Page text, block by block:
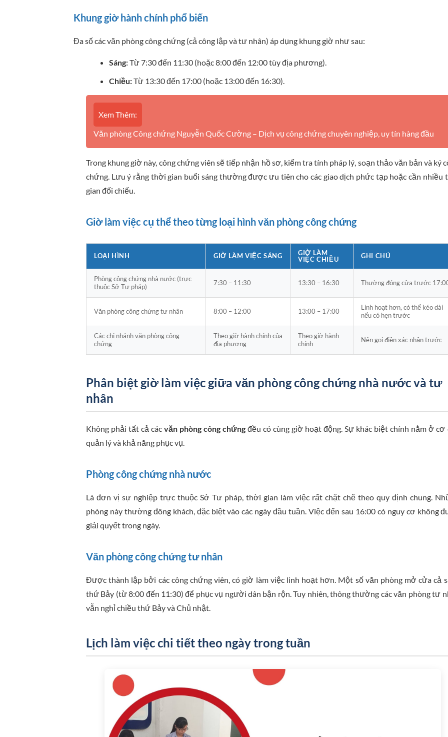
Khung giờ hành chính phổ biến
Đa số các văn phòng công chứng (cả công lập và tư nhân) áp dụng khung giờ như sau:
Sáng:Từ 7:30 đến 11:30 (hoặc 8:00 đến 12:00 tùy địa phương).
Chiều:Từ 13:30 đến 17:00 (hoặc 13:00 đến 16:30).
Xem Thêm:
Văn phòng Công chứng Nguyễn Quốc Cường – Dịch vụ công chứng chuyên nghiệp, uy tín hàng đầu
Trong khung giờ này, công chứng viên sẽ tiếp nhận hồ sơ, kiểm tra tính pháp lý, soạn thảo văn bản và ký
chứng. Lưu ý rằng thời gian buổi sáng thường được ưu tiên cho các giao dịch phức tạp hoặc cần nhiều
gian đối chiếu.
Giờ làm việc cụ thể theo từng loại hình văn phòng công chứng
LOẠI HÌNH GIỜ LÀM VIỆC SÁNG
GIỜ LÀM
VIỆC CHIỀU
GHI CHÚ
Phòng công chứng nhà nước (trực
thuộc Sở Tư pháp)
7:30 – 11:30 13:30 – 16:30 Thường đóng cửa trước
Văn phòng công chứng tư nhân 8:00 – 12:00 13:00 – 17:00
Linh hoạt hơn, có thể kéo dài
nếu có hẹn trước
Các chi nhánh văn phòng công
chứng
Theo giờ hành chính của
địa phương
Theo giờ hành
chính
Nên gọi điện xác nhận trước
Phân biệt giờ làm việc giữa văn phòng công chứng nhà nước và tư
nhân
Không phải tất cả cácvăn phòng công chứng đều có cùng giờ hoạt động. Sự khác biệt chính nằm ở cơ
quản lý và khả năng phục vụ.
Phòng công chứng nhà nước
Là đơn vị sự nghiệp trực thuộc Sở Tư pháp, thời gian làm việc rất chặt chẽ theo quy định chung.
phòng này thường đông khách, đặc biệt vào các ngày đầu tuần. Việc đến sau 16:00 có nguy cơ không
giải quyết trong ngày.
Văn phòng công chứng tư nhân
Được thành lập bởi các công chứng viên, có giờ làm việc linh hoạt hơn. Một số văn phòng mở cửa cả
thứ Bảy (từ 8:00 đến 11:30) để phục vụ người dân bận rộn. Tuy nhiên, thông thường các văn phòng tư
vẫn nghỉ chiều thứ Bảy và Chủ nhật.
Lịch làm việc chi tiết theo ngày trong tuần